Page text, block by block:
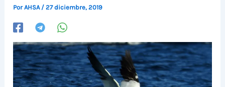
PorAHSA /27 diciembre, 2019